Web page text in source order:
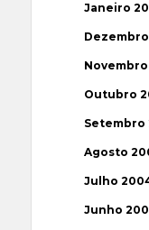
Janeiro
Outubro
Setembro
Agosto
Julho
Junho